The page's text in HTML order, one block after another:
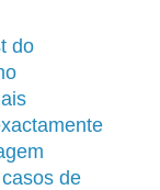
do
de